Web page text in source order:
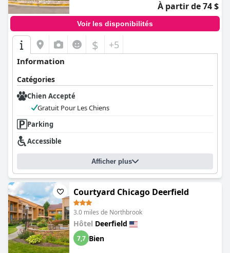
À partir de 74 $
Voir les disponibilités
$ +5
Information
Catégories
Chien Accepté
Gratuit Pour Les Chiens
Parking
Accessible
Afficher plus
Courtyard Chicago Deerfield
3.0 miles de Northbrook
Hôtel Deerfield
7,7 Bien